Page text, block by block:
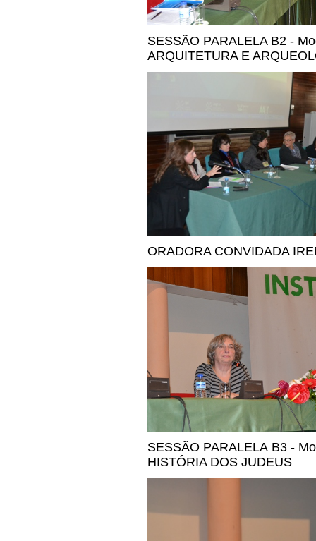
SESSÃO PARALELA B2 -
ARQUITETURA E
ORADORA CONVIDADA
SESSÃO PARALELA B3 -
HISTÓRIA DOS JUDEUS